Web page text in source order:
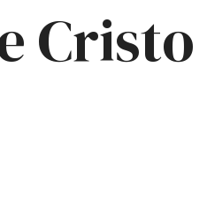
Cristo